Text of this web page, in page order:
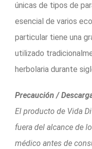
únicas de tipos de
esencial de varios
particular tiene una
utilizado
herbolaria durante
Precaución /
El producto de Vida
fuera del alcance de
médico antes de